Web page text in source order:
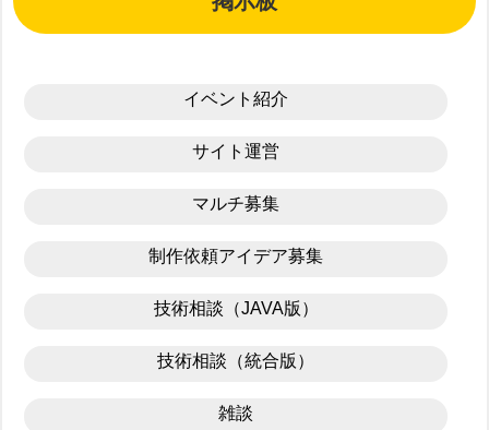
イベント紹介
サイト運営
マルチ募集
制作依頼アイデア募集
技術相談（JAVA版）
技術相談（統合版）
雑談